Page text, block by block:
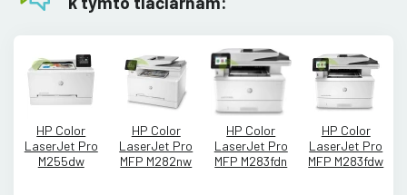
HP Color
LaserJet Pro
M255dw
HP Color
LaserJet Pro
MFP M282nw
HP Color
LaserJet Pro
MFP M283fdn
HP Color
LaserJet Pro
MFP M283fdw